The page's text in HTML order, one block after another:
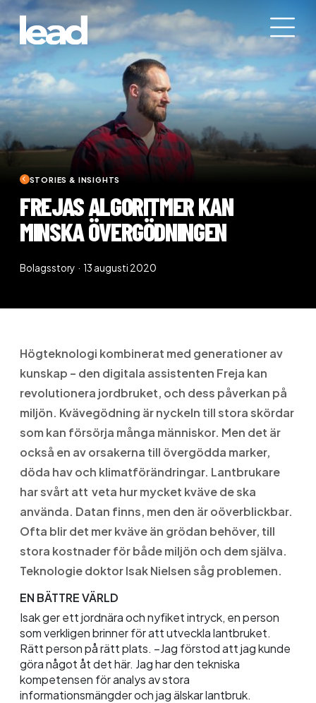
STORIES & INSIGHTS
FREJAS ALGORITMER KAN
MINSKA ÖVERGÖDNINGEN
Bolagsstory · 13 augusti 2020
Högteknologi kombinerat med generationer av
kunskap – den digitala assistenten Freja kan
revolutionera jordbruket, och dess påverkan på
miljön. Kvävegödning är nyckeln till stora skördar
som kan försörja många människor. Men det är
också en av orsakerna till övergödda marker,
döda hav och klimatförändringar. Lantbrukare
har svårt att veta hur mycket kväve de ska
använda. Datan finns, men den är oöverblickbar.
Ofta blir det mer kväve än grödan behöver, till
stora kostnader för både miljön och dem själva.
Teknologie doktor Isak Nielsen såg problemen.
EN BÄTTRE VÄRLD
Isak ger ett jordnära och nyfiket intryck, en person
som verkligen brinner för att utveckla lantbruket.
Rätt person på rätt plats. –Jag förstod att jag kunde
göra något åt det här. Jag har den tekniska
kompetensen för analys av stora
informationsmängder och jag älskar lantbruk.